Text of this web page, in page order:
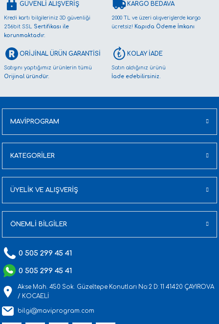
GÜVENLİ ALIŞVERİŞ
Kredi kartı bilgileriniz 3D güvenliği
256bit SSL Sertifikası ile
korunmaktadır.
KARGO BEDAVA
2000 TL ve üzeri alışverişlerde kargo
ücretsiz! Kapıda Ödeme İmkanı
ORİJİNAL ÜRÜN GARANTİSİ
Satışını yaptığımız ürünlerin tümü
Orijinal üründür.
KOLAY İADE
Satın aldığınız ürünü
İade edebilirsiniz.
MAVİPROGRAM
KATEGORİLER
ÜYELİK VE ALIŞVERİŞ
ÖNEMLİ BİLGİLER
0 505 299 45 41
0 505 299 45 41
Akse Mah. 450 Sok. Güzeltepe Konutları No:2 D: 11 41420 ÇAYIROVA
/ KOCAELİ
bilgi@maviprogram.com